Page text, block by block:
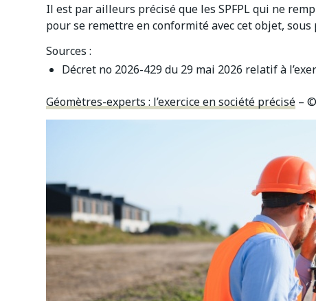
Il est par ailleurs précisé que les SPFPL qui ne
pour se remettre en conformité avec cet objet,
Sources :
Décret no 2026-429 du 29 mai 2026 relatif à
Géomètres-experts : l’exercice en société précisé –